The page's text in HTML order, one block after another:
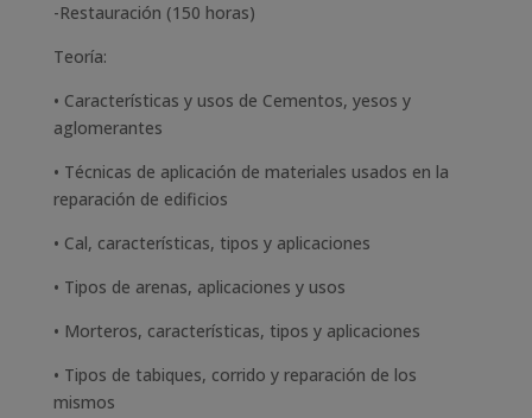
-Restauración (150 horas)
Teoría:
• Características y usos de Cementos, yesos y
aglomerantes
• Técnicas de aplicación de materiales usados en la
reparación de edificios
• Cal, características, tipos y aplicaciones
• Tipos de arenas, aplicaciones y usos
• Morteros, características, tipos y aplicaciones
• Tipos de tabiques, corrido y reparación de los
mismos